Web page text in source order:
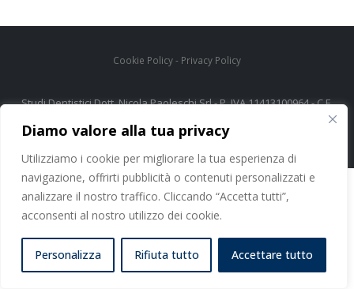
Diamo valore alla tua privacy
Utilizziamo i cookie per migliorare la tua esperienza di
navigazione, offrirti pubblicità o contenuti personalizzati e
analizzare il nostro traffico. Cliccando “Accetta tutti”,
acconsenti al nostro utilizzo dei cookie.
Personalizza Rifiuta tutto Accettare tutto
Cookie Policy- Privacy Policy
Studi Dentistici Dott. Nicola Paoleschi Srl - P. IVA 11413100964 - C.F.